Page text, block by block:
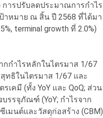
การปรับลดประมาณการกำไร
าหมาย ณ สิ้น ปี 2568 ที่ได้มา
terminal growth ที่ 2.0%)
กกำไรหลักในไตรมาส 1/67
ทธิในไตรมาส 1/67 และ
คมี (ทั้ง YoY และ QoQ; ส่วน
รรจุภัณฑ์ (YoY; กำไรจาก
มนต์และวัสดุก่อสร้าง (CBM)